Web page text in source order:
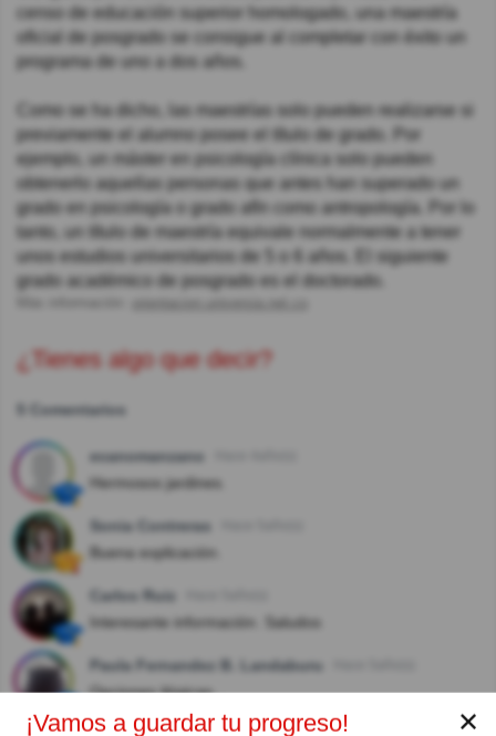
censo de educación superior homologado, una maestría
oficial de posgrado se consigue al completar con éxito un
programa de uno a dos años.
Como se ha dicho, las maestrías solo pueden realizarse si
previamente el alumno posee el título de grado. Por
ejemplo, un máster en psicología clínica solo pueden
obtenerlo aquellas personas que antes han superado un
grado en psicología o grado afín como antropología. Por lo
tanto, un título de maestría equivale normalmente a tener
unos estudios universitarios de 5 o 6 años. El siguiente
grado académico de posgrado es el doctorado.
¿Tienes algo que decir?
5 Comentarios
ecanomanzano
Hermosos jardines.
Sonia Contreras
Buena explicación.
Carlos Ruiz
Interesante información. Saludos
Paula Fernandez B. Landaburu
Opciones ilógicas...
✕
¡Vamos a guardar tu progreso!